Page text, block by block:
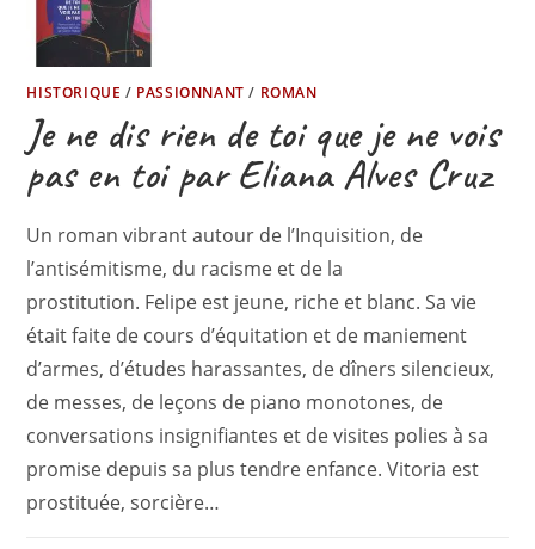
HISTORIQUE / PASSIONNANT / ROMAN
Je ne dis rien de toi que je ne vois
pas en toi par Eliana Alves Cruz
Un roman vibrant autour de l’Inquisition, de
l’antisémitisme, du racisme et de la
prostitution. Felipe est jeune, riche et blanc. Sa vie
était faite de cours d’équitation et de maniement
d’armes, d’études harassantes, de dîners silencieux,
de messes, de leçons de piano monotones, de
conversations insignifiantes et de visites polies à sa
promise depuis sa plus tendre enfance. Vitoria est
prostituée, sorcière…